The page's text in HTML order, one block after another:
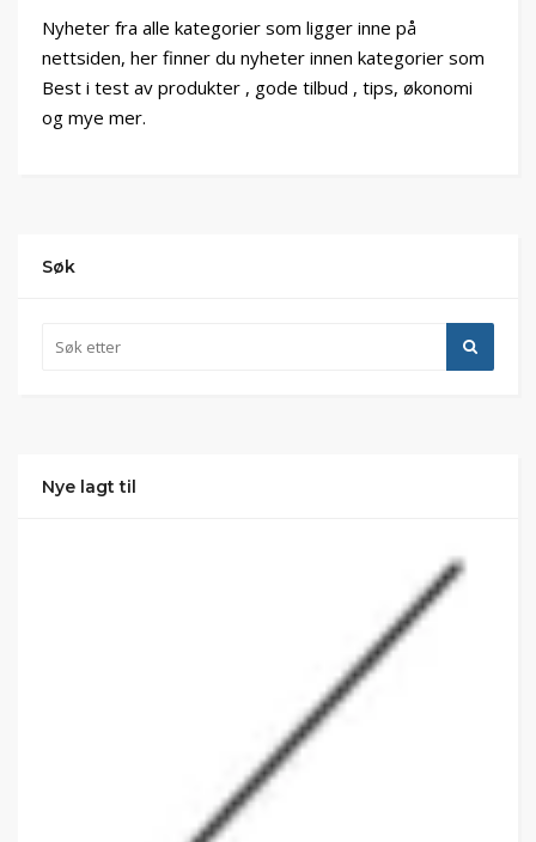
Nyheter fra alle kategorier som ligger inne på
nettsiden, her finner du nyheter innen kategorier som
Best i test av produkter , gode tilbud , tips, økonomi
og mye mer.
Søk
Nye lagt til